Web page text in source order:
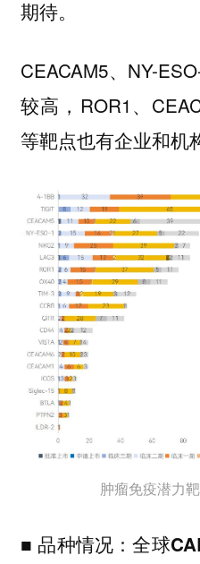
期待。
CEACAM5、NY-
较高，ROR1、
等靶点也有企业和机
肿瘤免疫潜力
■ 品种情况：全球